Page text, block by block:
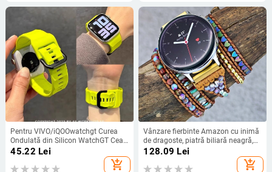
Pentru VIVO/iQOOwatchgt Curea
Ondulată din Silicon WatchGT Ceas
Sport Inteligent pentru Bărbați
45.22 Lei
add_shopping_cart
Vânzare fierbinte Amazon cu inimă
de dragoste, piatră biliară neagră,
curea de ceas Samsung Samsung,
128.09 Lei
add_shopping_cart